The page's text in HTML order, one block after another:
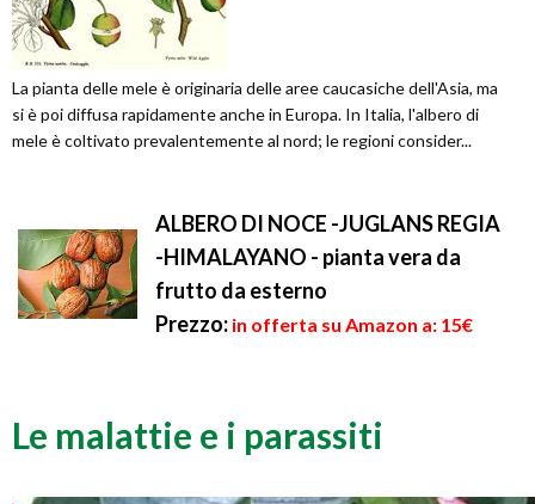
La pianta delle mele è originaria delle aree caucasiche dell'Asia, ma
si è poi diffusa rapidamente anche in Europa. In Italia, l'albero di
mele è coltivato prevalentemente al nord; le regioni consider...
ALBERO DI NOCE -JUGLANS REGIA
-HIMALAYANO - pianta vera da
frutto da esterno
Prezzo: in offerta su Amazon a: 15€
Le malattie e i parassiti